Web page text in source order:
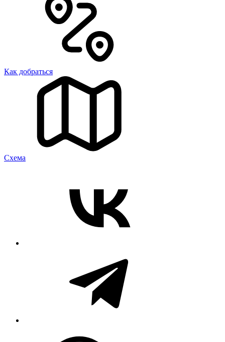
Как добраться
Cхема